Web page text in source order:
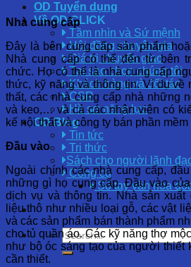
OD Tuyển dụng
Về OD CLICK
Tầm nhìn và Sứ mệnh
Hội đồng chuyên gia
Giá trị chuyển giao
Tại sao chọn chúng tôi
Khách hàng và đối tác
CSR
Hồ sơ năng lực
OD Blog
Tin tức
Tri thức
Sách cho người lãnh
Công cụ
Sổ tay văn hóa
Nhà cung cấp
Đây là bên cung cấp sản phẩm
Nhà cung cấp có thể đến từ bên
chức. Họ có thể là nhà cung cấp
thức, kỹ năng và thông tin. Ví dụ về
thất, các nhà cung cấp nhà những
và keo,… và cả các nhân viên có
kế nội thất và công ty bán phần mềm
Đầu vào
Ngoài chính các nhà cung cấp,
những gì họ cung cấp. Đầu vào
dịch vụ và thông tin. Nhà sản xuất
liệu thô như nhiều loại gỗ, các vật
và các sản phẩm bán thành phẩm
cho tủ quần áo. Các kỹ năng thợ
như bộ óc sáng tạo của người thiết
cần thiết.